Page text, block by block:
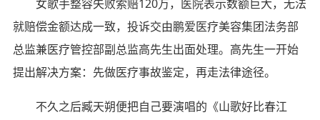
女歌手整容失败索赔120万，医院表示数额巨大，无法
就赔偿金额达成一致，投诉交由鹏爱医疗美容集团法务部
总监兼医疗管控部副总监高先生出面处理。高先生一开始
提出解决方案：先做医疗事故鉴定，再走法律途径。
不久之后臧天朔便把自己要演唱的《山歌好比春江